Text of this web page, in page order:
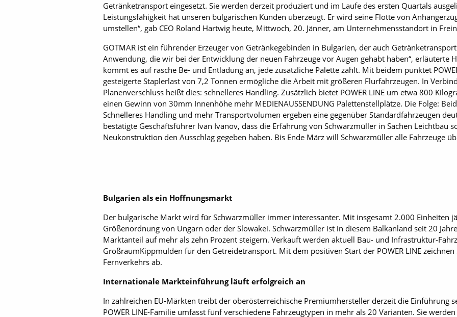
Getränketransport eingesetzt. Sie werden derzeit produziert und im Laufe des ersten Quartals
Leistungsfähigkeit hat unseren bulgarischen Kunden überzeugt. Er wird seine Flotte von
umstellen“, gab CEO Roland Hartwig heute, Mittwoch, 20. Jänner, am Unternehmensstandort in
GOTMAR ist ein führender Erzeuger von Getränkegebinden in Bulgarien, der auch
Anwendung, die wir bei der Entwicklung der neuen Fahrzeuge vor Augen gehabt haben“, erläuterte
kommt es auf rasche Be- und Entladung an, jede zusätzliche Palette zählt. Mit beidem punktet
gesteigerte Staplerlast von 7,2 Tonnen ermögliche die Arbeit mit größeren Flurfahrzeugen. In
Planenverschluss heißt dies: schnelleres Handling. Zusätzlich bietet POWER LINE um etwa 800
einen Gewinn von 30mm Innenhöhe mehr MEDIENAUSSENDUNG Palettenstellplätze. Die Folge:
Schnelleres Handling und mehr Transportvolumen ergeben eine gegenüber Standardfahrzeugen
bestätigte Geschäftsführer Ivan Ivanov, dass die Erfahrung von Schwarzmüller in Sachen Leichtbau
Neukonstruktion den Ausschlag gegeben haben. Bis Ende März will Schwarzmüller alle Fahrzeuge
Bulgarien als ein Hoffnungsmarkt
Der bulgarische Markt wird für Schwarzmüller immer interessanter. Mit insgesamt 2.000 Einheiten
Größenordnung von Ungarn oder der Slowakei. Schwarzmüller ist in diesem Balkanland seit 20
Marktanteil auf mehr als zehn Prozent steigern. Verkauft werden aktuell Bau- und Infrastruktur-
GroßraumKippmulden für den Getreidetransport. Mit dem positiven Start der POWER LINE
Fernverkehrs ab.
Internationale Markteinführung läuft erfolgreich an
In zahlreichen EU-Märkten treibt der oberösterreichische Premiumhersteller derzeit die Einführung
POWER LINE-Familie umfasst fünf verschiedene Fahrzeugtypen in mehr als 20 Varianten. Sie